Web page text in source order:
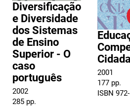
Diversificação
e Diversidade
dos Sistemas
de Ensino
Superior - O
caso
português
2002
285 pp.
2001
177 pp.
ISBN